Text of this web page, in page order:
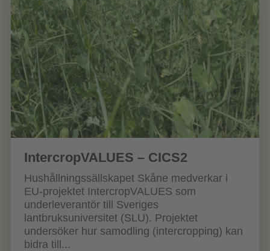
IntercropVALUES – CICS2
Hushållningssällskapet Skåne medverkar i
EU-projektet IntercropVALUES som
underleverantör till Sveriges
lantbruksuniversitet (SLU). Projektet
undersöker hur samodling (intercropping) kan
bidra till...